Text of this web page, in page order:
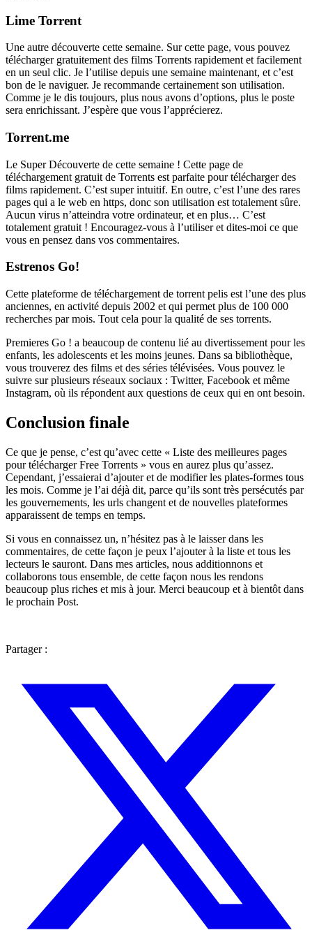
Lime Torrent
Une autre découverte cette semaine. Sur cette page, vous pouvez
télécharger gratuitement des films Torrents rapidement et facilement
en un seul clic. Je l’utilise depuis une semaine maintenant, et c’est
bon de le naviguer. Je recommande certainement son utilisation.
Comme je le dis toujours, plus nous avons d’options, plus le poste
sera enrichissant. J’espère que vous l’apprécierez.
Torrent.me
Le Super Découverte de cette semaine ! Cette page de
téléchargement gratuit de Torrents est parfaite pour télécharger des
films rapidement. C’est super intuitif. En outre, c’est l’une des rares
pages qui a le web en https, donc son utilisation est totalement sûre.
Aucun virus n’atteindra votre ordinateur, et en plus… C’est
totalement gratuit ! Encouragez-vous à l’utiliser et dites-moi ce que
vous en pensez dans vos commentaires.
Estrenos Go!
Cette plateforme de téléchargement de torrent pelis est l’une des plus
anciennes, en activité depuis 2002 et qui permet plus de 100 000
recherches par mois. Tout cela pour la qualité de ses torrents.
Premieres Go ! a beaucoup de contenu lié au divertissement pour les
enfants, les adolescents et les moins jeunes. Dans sa bibliothèque,
vous trouverez des films et des séries télévisées. Vous pouvez le
suivre sur plusieurs réseaux sociaux : Twitter, Facebook et même
Instagram, où ils répondent aux questions de ceux qui en ont besoin.
Conclusion finale
Ce que je pense, c’est qu’avec cette « Liste des meilleures pages
pour télécharger Free Torrents » vous en aurez plus qu’assez.
Cependant, j’essaierai d’ajouter et de modifier les plates-formes tous
les mois. Comme je l’ai déjà dit, parce qu’ils sont très persécutés par
les gouvernements, les urls changent et de nouvelles plateformes
apparaissent de temps en temps.
Si vous en connaissez un, n’hésitez pas à le laisser dans les
commentaires, de cette façon je peux l’ajouter à la liste et tous les
lecteurs le sauront. Dans mes articles, nous additionnons et
collaborons tous ensemble, de cette façon nous les rendons
beaucoup plus riches et mis à jour. Merci beaucoup et à bientôt dans
le prochain Post.
Partager :